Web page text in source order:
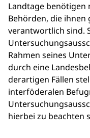
Landtage
Behörden, die
verantwortlich sind.
Rahmen seines
durch eine
derartigen Fällen
interföderalen
hierbei zu beachten